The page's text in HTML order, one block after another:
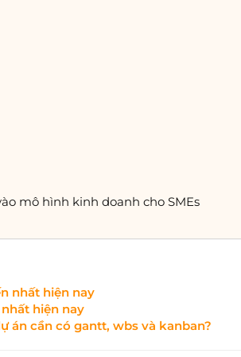
mô hình kinh doanh cho SMEs
nhất hiện nay
hiện nay
án cần có gantt, wbs và kanban?